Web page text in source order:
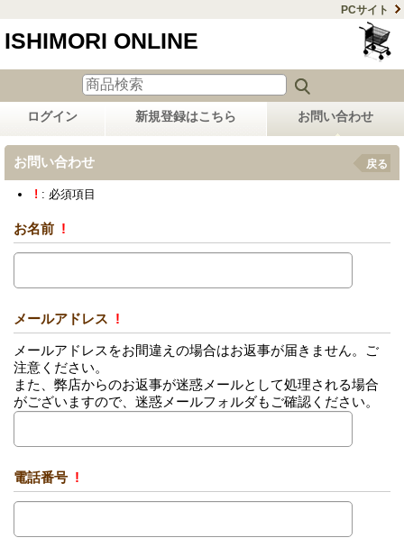
PCサイト
ISHIMORI ONLINE
ログイン 新規登録はこちら お問い合わせ
お問い合わせ 戻る
! : 必須項目
お名前 !
メールアドレス !
メールアドレスをお間違えの場合はお返事が届きません。ご
注意ください。
また、弊店からのお返事が迷惑メールとして処理される場合
がございますので、迷惑メールフォルダもご確認ください。
電話番号 !